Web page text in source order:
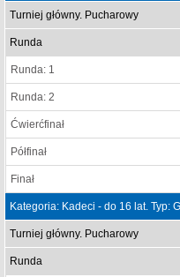
Turniej główny. Pucharowy
Runda
Runda: 1
Runda: 2
Ćwierćfinał
Półfinał
Finał
Kategoria: Kadeci - do 16 lat. Typ:
Turniej główny. Pucharowy
Runda